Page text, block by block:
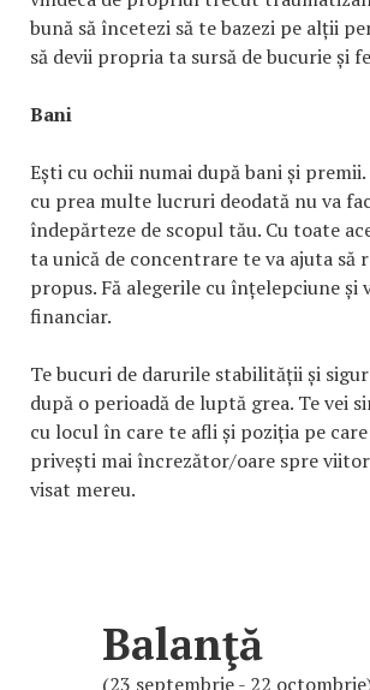
bună să încetezi să te bazezi pe alții
să devii propria ta sursă de bucurie și
Bani
Ești cu ochii numai după bani și
cu prea multe lucruri deodată nu va
îndepărteze de scopul tău. Cu toate
ta unică de concentrare te va ajuta să
propus. Fă alegerile cu înțelepciune și
financiar.
Te bucuri de darurile stabilității și
după o perioadă de luptă grea. Te vei
cu locul în care te afli și poziția pe
privești mai încrezător/oare spre
visat mereu.
Balanţă
(23 septembrie - 22